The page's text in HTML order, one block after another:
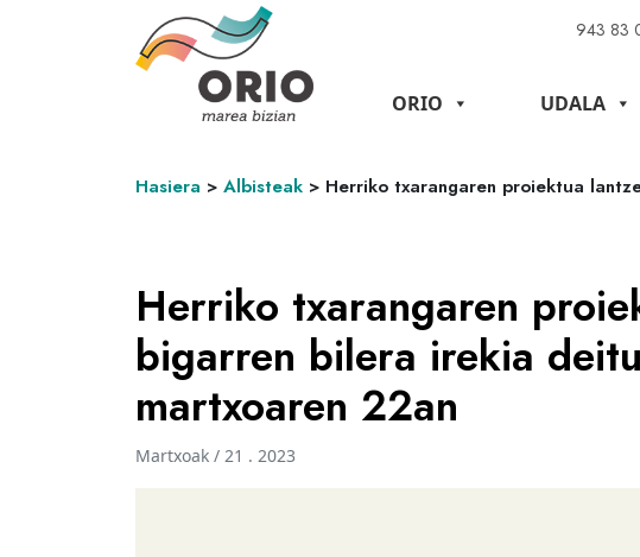
943 83
ORIO UDALA
Hasiera > Albisteak > Herriko txarangaren proiektua
Herriko txarangaren
bigarren bilera irekia
martxoaren 22an
Martxoak / 21 . 2023